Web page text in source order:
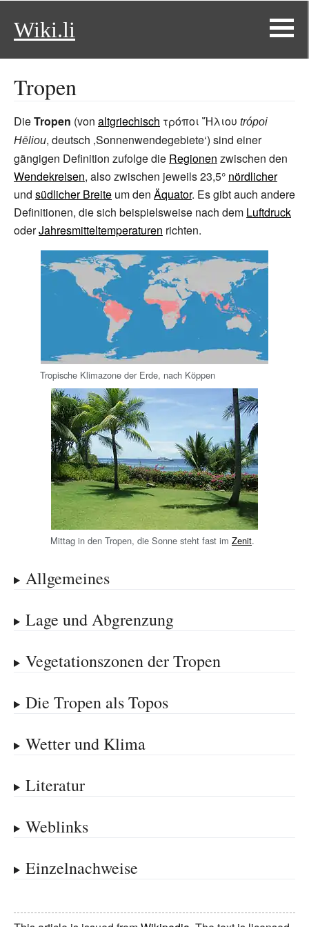
Wiki.li
Tropen
DieTropen (von altgriechisch τρόποι Ἥλιου trópoi
Hēliou, deutsch ‚Sonnenwendegebiete‘) sind einer
gängigen Definition zufolge die Regionen zwischen den
Wendekreisen, also zwischen jeweils 23,5° nördlicher
und südlicher Breite um den Äquator. Es gibt auch andere
Definitionen, die sich beispielsweise nach dem Luftdruck
oderJahresmitteltemperaturen richten.
Tropische Klimazone der Erde, nach Köppen
Mittag in den Tropen, die Sonne steht fast im Zenit.
Allgemeines
Lage und Abgrenzung
Vegetationszonen der Tropen
Die Tropen als Topos
Wetter und Klima
Literatur
Weblinks
Einzelnachweise